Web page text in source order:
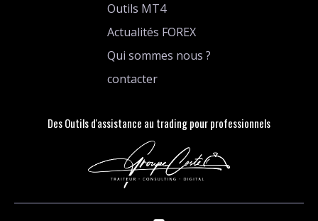
Outils MT4
Actualités FOREX
Qui sommes nous ?
contacter
Des Outils d'assistance au trading pour professionnels